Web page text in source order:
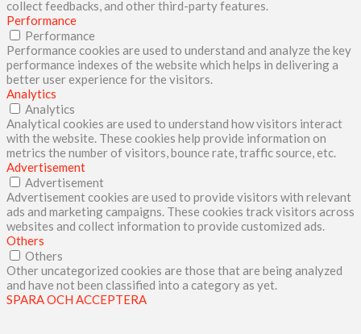
collect feedbacks, and other third-party features.
Performance
Performance
Performance cookies are used to understand and analyze the key
performance indexes of the website which helps in delivering a
better user experience for the visitors.
Analytics
Analytics
Analytical cookies are used to understand how visitors interact
with the website. These cookies help provide information on
metrics the number of visitors, bounce rate, traffic source, etc.
Advertisement
Advertisement
Advertisement cookies are used to provide visitors with relevant
ads and marketing campaigns. These cookies track visitors across
websites and collect information to provide customized ads.
Others
Others
Other uncategorized cookies are those that are being analyzed
and have not been classified into a category as yet.
SPARA OCH ACCEPTERA